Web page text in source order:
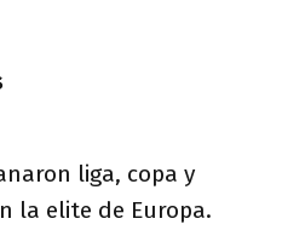
liga, copa y
la elite de Europa.